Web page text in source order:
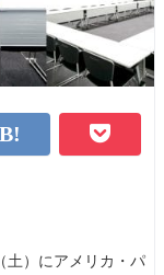
土）にアメリカ・パ